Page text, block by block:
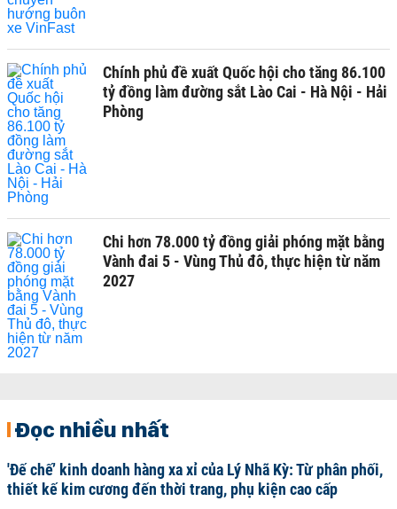
Chính phủ đề xuất Quốc hội cho tăng 86.100
tỷ đồng làm đường sắt Lào Cai - Hà Nội - Hải
Phòng
Chi hơn 78.000 tỷ đồng giải phóng mặt bằng
Vành đai 5 - Vùng Thủ đô, thực hiện từ năm
2027
Đọc nhiều nhất
'Đế chế’ kinh doanh hàng xa xỉ của Lý Nhã Kỳ: Từ phân phối,
thiết kế kim cương đến thời trang, phụ kiện cao cấp